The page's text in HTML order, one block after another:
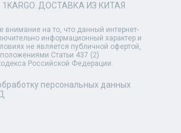
1KARGO . ДОСТАВКА ИЗ КИТАЯ
на то, что данный интернет-
информационный характер и
не является публичной офертой,
Статьи 437 (2)
Российской Федерации.
персональных данных